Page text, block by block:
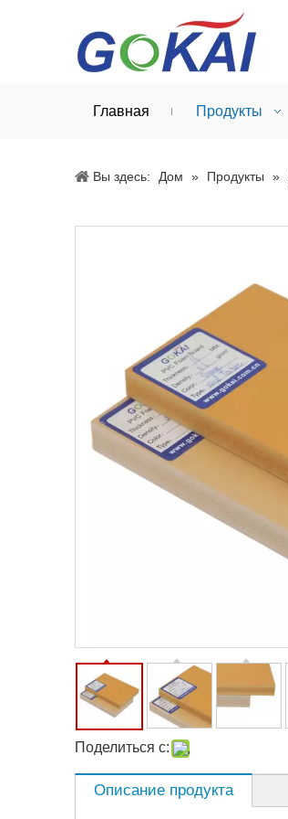
Главная Продукты
Вы здесь: Дом » Продукты »
Поделиться с:
Описание продукта